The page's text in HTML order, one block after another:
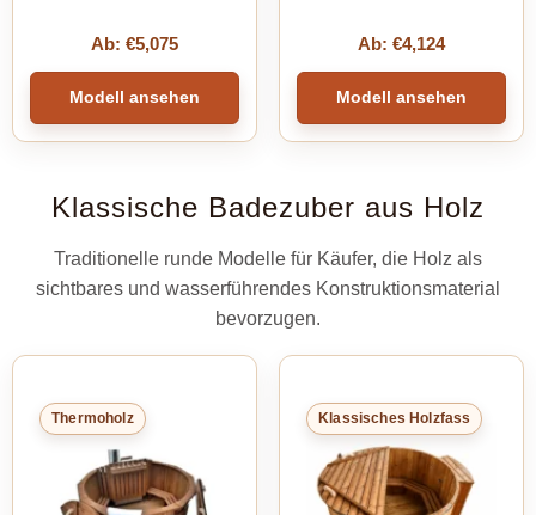
Ab: €5,075
Modell ansehen
Ab: €4,124
Modell ansehen
Klassische Badezuber aus Holz
Traditionelle runde Modelle für Käufer, die Holz als
sichtbares und wasserführendes Konstruktionsmaterial
bevorzugen.
Thermoholz Klassisches Holzfass